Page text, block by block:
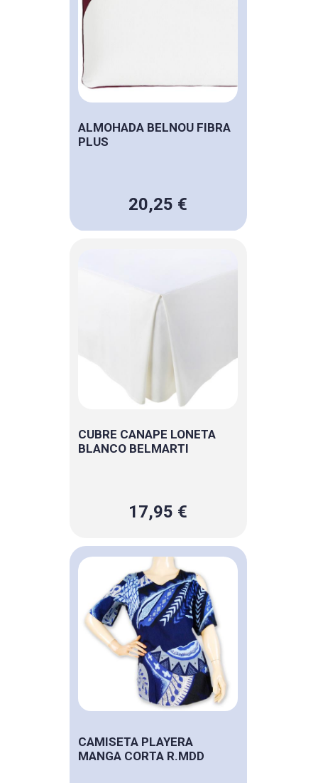
ALMOHADA BELNOU FIBRA
PLUS
20,25 €
CUBRE CANAPE LONETA
BLANCO BELMARTI
17,95 €
CAMISETA PLAYERA
MANGA CORTA R.MDD